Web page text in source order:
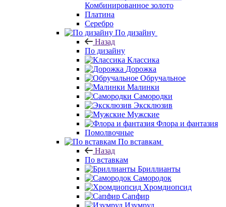
Комбинированное золото
Платина
Серебро
По дизайну
Назад
По дизайну
Классика
Дорожка
Обручальное
Малинки
Самородки
Эксклюзив
Мужские
Флора и фантазия
Помолвочные
По вставкам
Назад
По вставкам
Бриллианты
Самородок
Хромдиопсид
Сапфир
Изумруд